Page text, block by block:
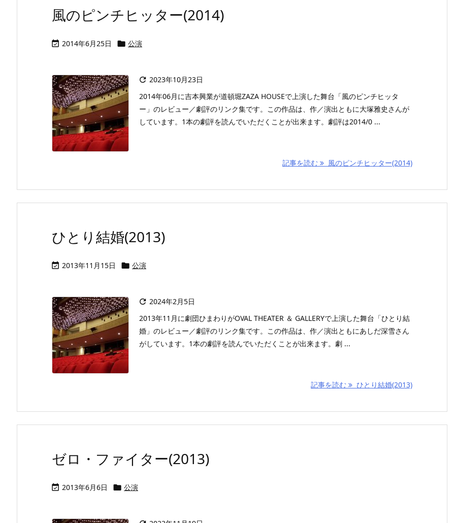
風のピンチヒッター(2014)
 2014年6月25日  公演
 2023年10月23日
2014年06月に吉本興業が道頓堀ZAZA HOUSEで上演した舞台「風のピンチヒッタ
ー」のレビュー／劇評のリンク集です。この作品は、作／演出ともに大塚雅史さんが
しています。1本の劇評を読んでいただくことが出来ます。劇評は2014/0 ...
記事を読む 風のピンチヒッター(2014)
ひとり結婚(2013)
 2013年11月15日  公演
 2024年2月5日
2013年11月に劇団ひまわりがOVAL THEATER ＆ GALLERYで上演した舞台「ひとり結
婚」のレビュー／劇評のリンク集です。この作品は、作／演出ともにあしだ深雪さん
がしています。1本の劇評を読んでいただくことが出来ます。劇 ...
記事を読む ひとり結婚(2013)
ゼロ・ファイター(2013)
 2013年6月6日  公演